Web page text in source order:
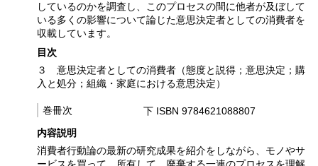
しているのかを調査し、このプロセスの間に他者が及ぼして
いる多くの影響について論じた意思決定者としての消費者を
収載しています。
目次
３ 意思決定者としての消費者（態度と説得；意思決定；購
入と処分；組織・家庭における意思決定）
巻冊次
下 ISBN 9784621088807
内容説明
消費者行動論の最新の研究成果を紹介をしながら、モノやサ